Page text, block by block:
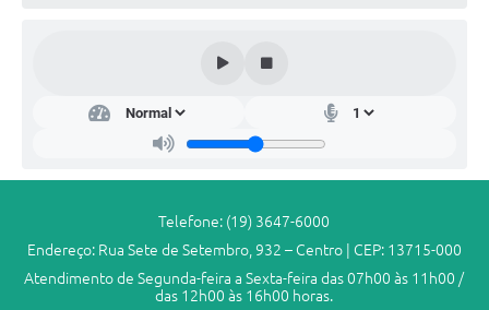
men
Ad
Ger
al
Telefone: (19) 3647-6000
Endereço: Rua Sete de Setembro, 932 – Centro | CEP: 13715-000
Atendimento de Segunda-feira a Sexta-feira das 07h00 às 11h00 /
das 12h00 às 16h00 horas.